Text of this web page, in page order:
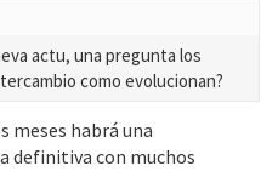
actu, una pregunta los
como evolucionan?
meses habrá una
definitiva con muchos